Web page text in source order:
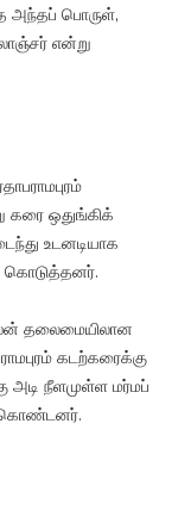
அந்தப் பொருள்,
என்று
கரை ஒதுங்கிக்
உடனடியாக
கொடுத்தனர்.
தலைமையிலான
கடற்கரைக்கு
அடி நீளமுள்ள மர்மப்